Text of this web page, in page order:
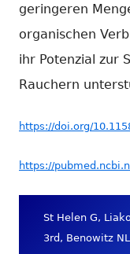
geringeren
organischen
ihr Potenzial zur
Rauchern
https://doi.org/
https://
St Helen G,
3rd, Benowitz